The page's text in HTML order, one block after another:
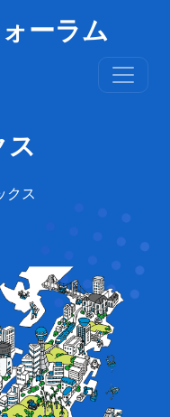
ーラム
ス
クス